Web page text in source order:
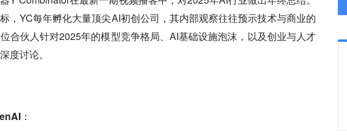
，YC每年孵化大量顶尖AI初创公司，其内部观察往往预示技术与商业的
合伙人针对2025年的模型竞争格局、AI基础设施泡沫，以及创业与人才
度讨论。
：